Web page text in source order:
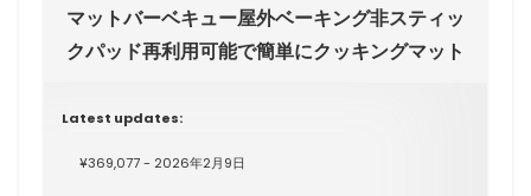
マットバーベキュー屋外ベーキング非スティッ
クパッド再利用可能で簡単にクッキングマット
Latest updates:
¥369,077 - 2026年2月9日